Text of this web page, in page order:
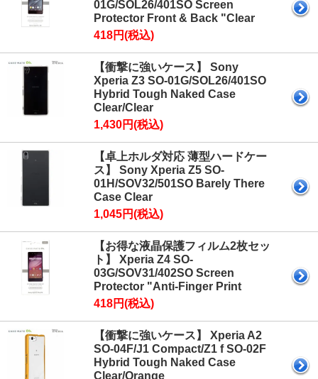
01G/SOL26/401SO Screen
Protector Front & Back "Clear
418円(税込)
【衝撃に強いケース】 Sony
Xperia Z3 SO-01G/SOL26/401SO
Hybrid Tough Naked Case
Clear/Clear
1,430円(税込)
【卓上ホルダ対応 薄型ハードケー
ス】 Sony Xperia Z5 SO-
01H/SOV32/501SO Barely There
Case Clear
1,045円(税込)
【お得な液晶保護フィルム2枚セッ
ト】 Xperia Z4 SO-
03G/SOV31/402SO Screen
Protector "Anti-Finger Print
418円(税込)
【衝撃に強いケース】 Xperia A2
SO-04F/J1 Compact/Z1 f SO-02F
Hybrid Tough Naked Case
Clear/Orange